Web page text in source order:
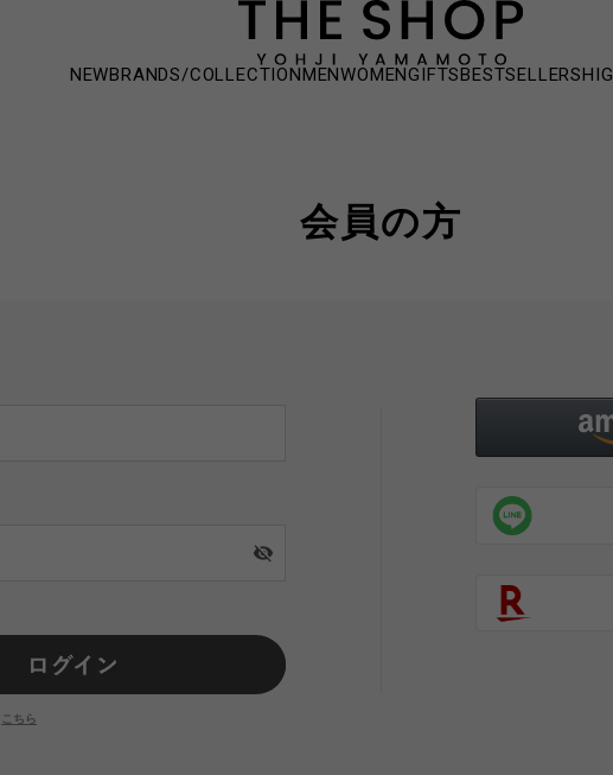
NEWBRANDS/COLLECTIONMENWOMENGIFTSBESTSELLERS
会員の方
visibility_off
こちら